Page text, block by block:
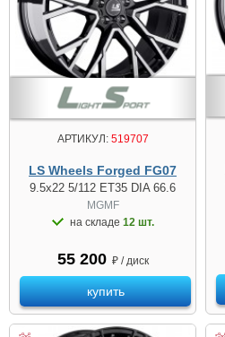
АРТИКУЛ:519707
LS Wheels Forged FG07
9.5x22 5/112 ET35 DIA 66.6
MGMF
на складе 12 шт.
55 200 ₽ / диск
купить